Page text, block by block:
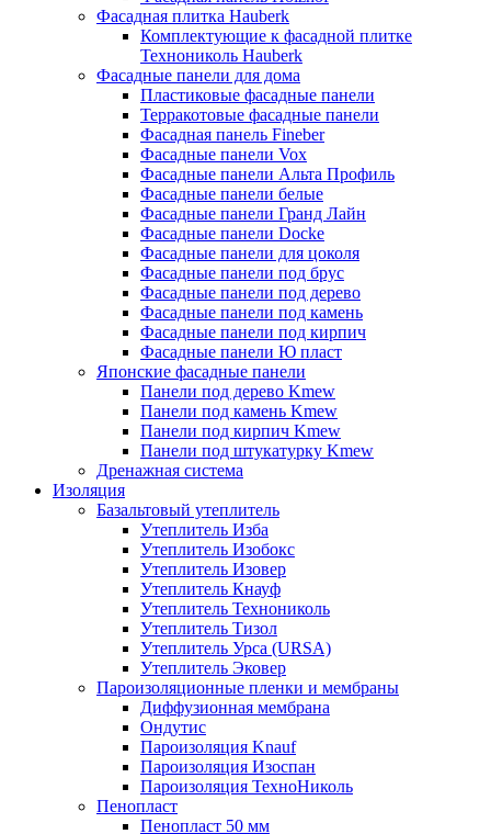
Фасадная плитка Hauberk
Комплектующие к фасадной плитке
Технониколь Hauberk
Фасадные панели для дома
Пластиковые фасадные панели
Терракотовые фасадные панели
Фасадная панель Fineber
Фасадные панели Vox
Фасадные панели Альта Профиль
Фасадные панели белые
Фасадные панели Гранд Лайн
Фасадные панели Docke
Фасадные панели для цоколя
Фасадные панели под брус
Фасадные панели под дерево
Фасадные панели под камень
Фасадные панели под кирпич
Фасадные панели Ю пласт
Японские фасадные панели
Панели под дерево Kmew
Панели под камень Kmew
Панели под кирпич Kmew
Панели под штукатурку Kmew
Дренажная система
Изоляция
Базальтовый утеплитель
Утеплитель Изба
Утеплитель Изобокс
Утеплитель Изовер
Утеплитель Кнауф
Утеплитель Технониколь
Утеплитель Тизол
Утеплитель Урса (URSA)
Утеплитель Эковер
Пароизоляционные пленки и мембраны
Диффузионная мембрана
Ондутис
Пароизоляция Knauf
Пароизоляция Изоспан
Пароизоляция ТехноНиколь
Пенопласт
Пенопласт 50 мм